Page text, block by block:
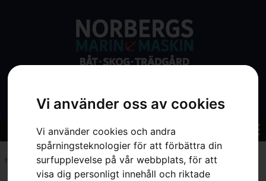
Vi använder oss av cookies
Vi använder cookies och andra
spårningsteknologier för att förbättra din
surfupplevelse på vår webbplats, för att
visa dig personligt innehåll och riktade
Hem 152.5 cm